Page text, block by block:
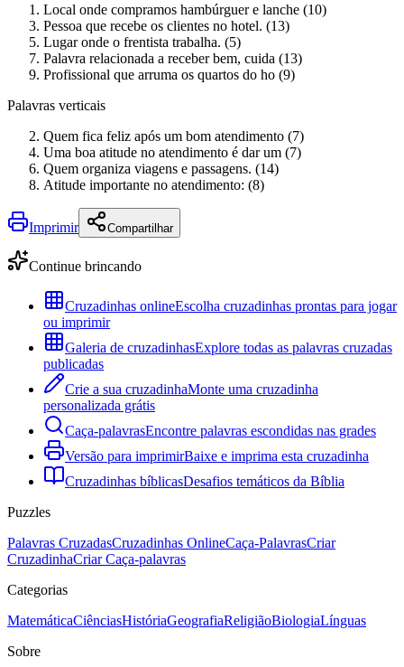
Local onde compramos hambúrguer e lanche (10)
Pessoa que recebe os clientes no hotel. (13)
Lugar onde o frentista trabalha. (5)
Palavra relacionada a receber bem, cuida (13)
Profissional que arruma os quartos do ho (9)
Palavras verticais
Quem fica feliz após um bom atendimento (7)
Uma boa atitude no atendimento é dar um (7)
Quem organiza viagens e passagens. (14)
Atitude importante no atendimento: (8)
Imprimir Compartilhar
Continue brincando
Cruzadinhas onlineEscolha cruzadinhas prontas para jogar
ou imprimir
Galeria de cruzadinhasExplore todas as palavras cruzadas
publicadas
Crie a sua cruzadinhaMonte uma cruzadinha
personalizada grátis
Caça-palavrasEncontre palavras escondidas nas grades
Versão para imprimirBaixe e imprima esta cruzadinha
Cruzadinhas bíblicasDesafios temáticos da Bíblia
Puzzles
Palavras CruzadasCruzadinhas OnlineCaça-PalavrasCriar
CruzadinhaCriar Caça-palavras
Categorias
MatemáticaCiênciasHistóriaGeografiaReligiãoBiologiaLínguas
Sobre